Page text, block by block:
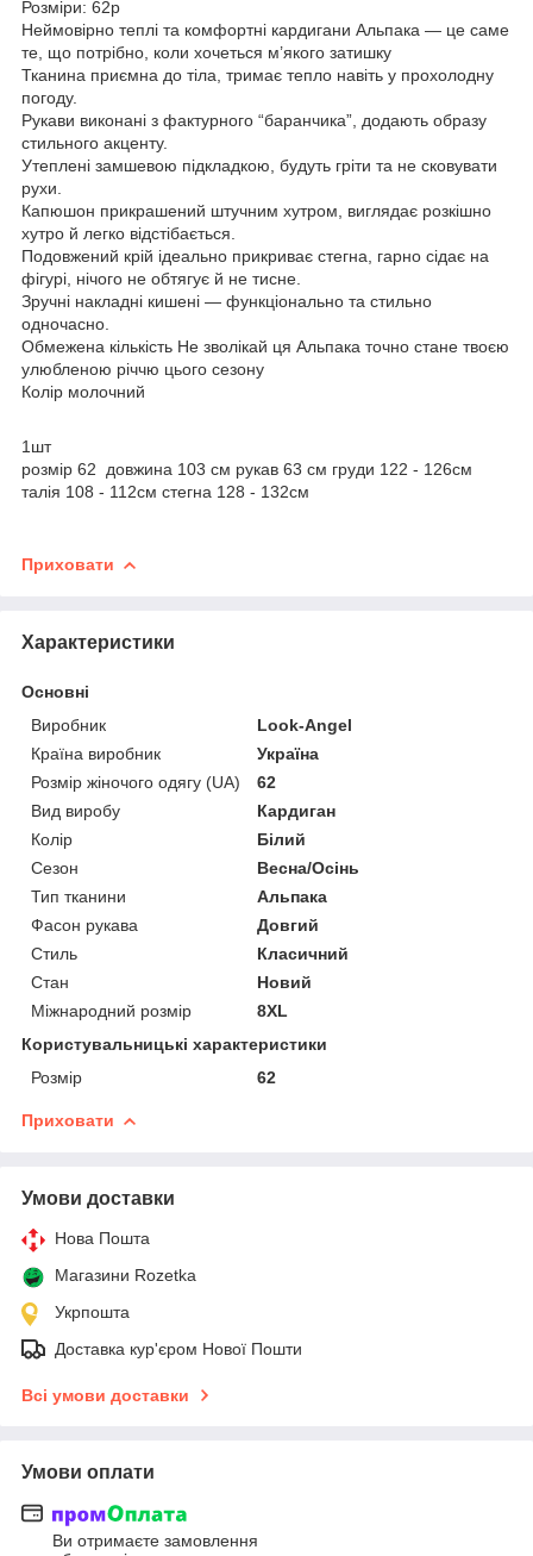
Розміри: 62р
Неймовірно теплі та комфортні кардигани Альпака — це саме
те, що потрібно, коли хочеться м’якого затишку
Тканина приємна до тіла, тримає тепло навіть у прохолодну
погоду.
Рукави виконані з фактурного “баранчика”, додають образу
стильного акценту.
Утеплені замшевою підкладкою, будуть гріти та не сковувати
рухи.
Капюшон прикрашений штучним хутром, виглядає розкішно
хутро й легко відстібається.
Подовжений крій ідеально прикриває стегна, гарно сідає на
фігурі, нічого не обтягує й не тисне.
Зручні накладні кишені — функціонально та стильно
одночасно.
Обмежена кількість Не зволікай ця Альпака точно стане твоєю
улюбленою річчю цього сезону
Колір молочний
1шт
розмір 62 довжина 103 см рукав 63 см груди 122 - 126см
талія 108 - 112см стегна 128 - 132см
Приховати
Характеристики
Основні
Виробник
Look-Angel
Країна виробник
Україна
Розмір жіночого одягу (UA)
62
Вид виробу
Кардиган
Колір
Білий
Сезон
Весна/Осінь
Тип тканини
Альпака
Фасон рукава
Довгий
Стиль
Класичний
Стан
Новий
Міжнародний розмір
8XL
Користувальницькі характеристики
Розмір
62
Приховати
Умови доставки
Нова Пошта
Магазини Rozetka
Укрпошта
Доставка кур'єром Нової Пошти
Всі умови доставки
Умови оплати
Ви отримаєте замовлення